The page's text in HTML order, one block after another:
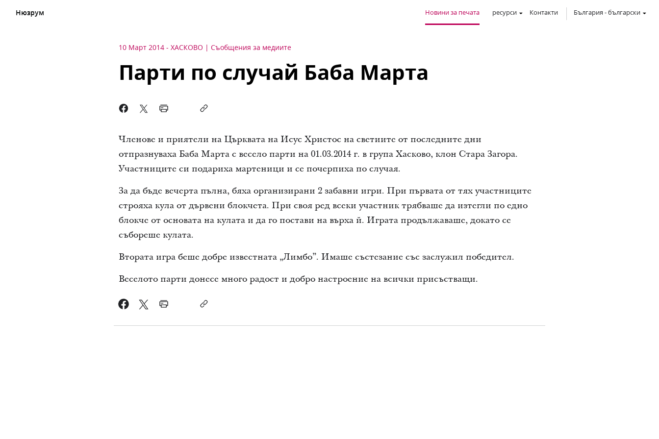
Нюзрум Новини за печата ресурси Контакти България -български
10 Март 2014 - ХАСКОВО Съобщения за медиите
Парти по случай Баба Марта
Членове и приятели на Църквата на Исус Христос на светиите от последните дни
отпразнуваха Баба Марта с весело парти на 01.03.2014 г. в група Хасково, клон Стара Загора.
Участниците си подариха мартеници и се почерпиха по случая.
За да бъде вечерта пълна, бяха организирани 2 забавни игри. При първата от тях участниците
строяха кула от дървени блокчета. При своя ред всеки участник трябваше да изтегли по едно
блокче от основата на кулата и да го постави на върха й. Играта продължаваше, докато се
събореше кулата.
Втората игра беше добре известната „Лимбо”. Имаше състезание със заслужил победител.
Веселото парти донесе много радост и добро настроение на всички присъстващи.